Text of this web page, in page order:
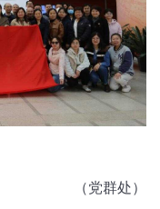
（党群处）